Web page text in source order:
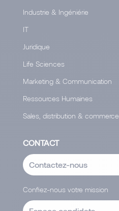
Industrie & Ingéniérie
IT
Juridique
Life Sciences
Marketing & Communication
Ressources Humaines
Sales, distribution & commerce
CONTACT
Contactez-nous
Confiez-nous votre mission